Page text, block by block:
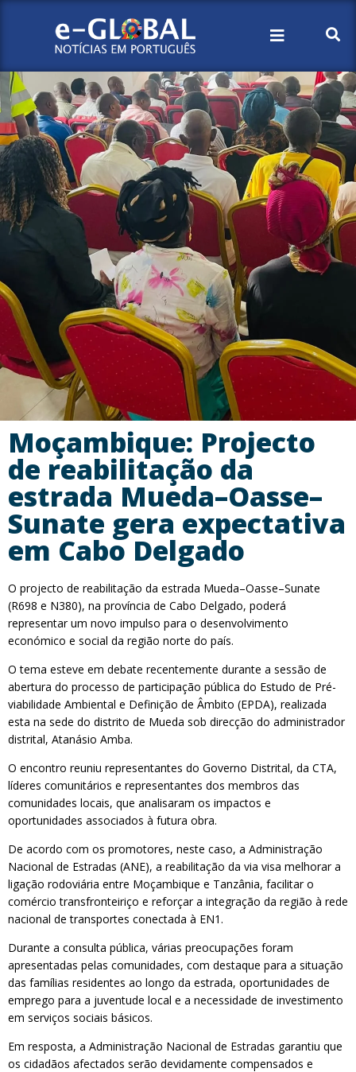
Moçambique: Projecto
de reabilitação da
estrada Mueda–Oasse–
Sunate gera expectativa
em Cabo Delgado
O projecto de reabilitação da estrada Mueda–Oasse–Sunate
(R698 e N380), na província de Cabo Delgado, poderá
representar um novo impulso para o desenvolvimento
económico e social da região norte do país.
O tema esteve em debate recentemente durante a sessão de
abertura do processo de participação pública do Estudo de Pré-
viabilidade Ambiental e Definição de Âmbito (EPDA), realizada
esta na sede do distrito de Mueda sob direcção do administrador
distrital, Atanásio Amba.
O encontro reuniu representantes do Governo Distrital, da CTA,
líderes comunitários e representantes dos membros das
comunidades locais, que analisaram os impactos e
oportunidades associados à futura obra.
De acordo com os promotores, neste caso, a Administração
Nacional de Estradas (ANE), a reabilitação da via visa melhorar a
ligação rodoviária entre Moçambique e Tanzânia, facilitar o
comércio transfronteiriço e reforçar a integração da região à rede
nacional de transportes conectada à EN1.
Durante a consulta pública, várias preocupações foram
apresentadas pelas comunidades, com destaque para a situação
das famílias residentes ao longo da estrada, oportunidades de
emprego para a juventude local e a necessidade de investimento
em serviços sociais básicos.
Em resposta, a Administração Nacional de Estradas garantiu que
os cidadãos afectados serão devidamente compensados e